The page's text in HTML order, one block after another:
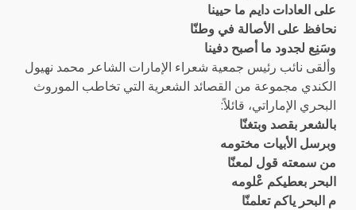
على العادات دايم ما حيينا
نحافظ على الأصالة في وطنّا
وسَنِع لجدود ما أصبح دفينا
وألقى نائب رئيس جمعية شعراء الإمارات الشاعر محمد نهيول
الكندي مجموعة من القصائد الشعرية التي تخاطب الموروث
البحري الإماراتي، قائلاً:
بالشعر بقصد وبتغنّا
وبرسل الأبيات مختومه
من سمعته قول لمعنّا
البحر بعطيكم عْلومه
م البحر ياكم تعلمنّا